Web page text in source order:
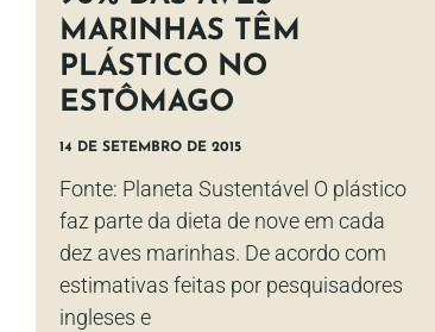
MARINHAS TÊM
PLÁSTICO NO
ESTÔMAGO
14 DE SETEMBRO DE 2015
Fonte: Planeta Sustentável O plástico
faz parte da dieta de nove em cada
dez aves marinhas. De acordo com
estimativas feitas por pesquisadores
ingleses e